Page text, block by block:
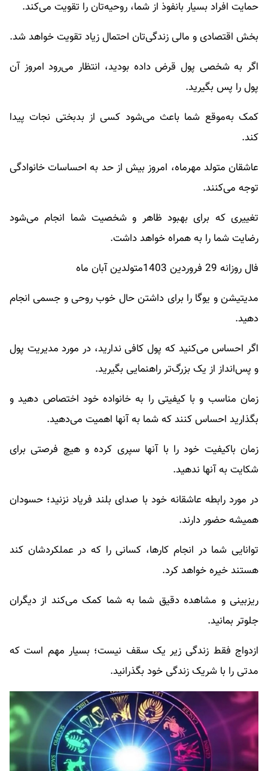
حمایت افراد بسیار بانفوذ از شما، روحیه‌تان را تقویت می‌کند.
بخش اقتصادی و مالی زندگی‌تان احتمال زیاد تقویت خواهد شد.
اگر به شخصی پول قرض داده بودید، انتظار می‌رود امروز آن
پول را پس بگیرید.
کمک به‌موقع شما باعث می‌شود کسی از بدبختی نجات پیدا
کند.
عاشقان متولد مهرماه، امروز بیش از حد به احساسات خانوادگی
توجه می‌کنند.
تغییری که برای بهبود ظاهر و شخصیت شما انجام می‌شود
رضایت شما را به همراه خواهد داشت.
فال روزانه 29 فروردین 1403متولدین آبان ماه
مدیتیشن و یوگا را برای داشتن حال خوب روحی و جسمی انجام
دهید.
اگر احساس می‌کنید که پول کافی ندارید، در مورد مدیریت پول
و پس‌انداز از یک بزرگ‌تر راهنمایی بگیرید.
زمان مناسب و با کیفیتی را به خانواده خود اختصاص دهید و
بگذارید احساس کنند که شما به آنها اهمیت می‌دهید.
زمان باکیفیت خود را با آنها سپری کرده و هیچ فرصتی برای
شکایت به آنها ندهید.
در مورد رابطه عاشقانه خود با صدای بلند فریاد نزنید؛ حسودان
همیشه حضور دارند.
توانایی شما در انجام کارها، کسانی را که در عملکردشان کند
هستند خیره خواهد کرد.
ریزبینی و مشاهده دقیق شما به شما کمک می‌کند از دیگران
جلوتر بمانید.
ازدواج فقط زندگی زیر یک سقف نیست؛ بسیار مهم است که
مدتی را با شریک زندگی خود بگذرانید.